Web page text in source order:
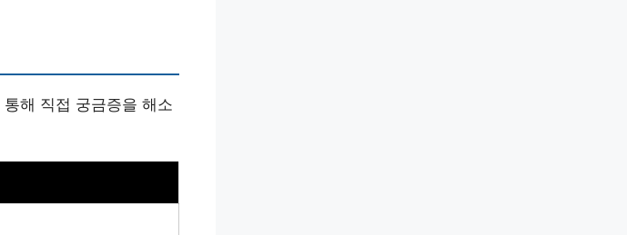
해 직접 궁금증을 해소